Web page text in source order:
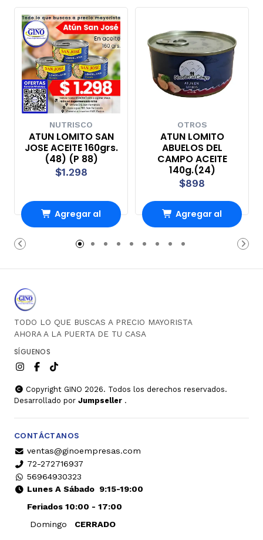
NUTRISCO
ATUN LOMITO SAN
JOSE ACEITE 160grs.
(48) (P 88)
$1.298
Agregar al
Carro
OTROS
ATUN LOMITO
ABUELOS DEL
CAMPO ACEITE
140g.(24)
$898
Agregar al
Carro
TODO LO QUE BUSCAS A PRECIO MAYORISTA
AHORA A LA PUERTA DE TU CASA
SÍGUENOS
Copyright GINO 2026. Todos los derechos reservados.
Desarrollado por Jumpseller .
CONTÁCTANOS
ventas@ginoempresas.com
72-272716937
56964930323
Lunes A Sábado9:15-19:00
Feriados 10:00 - 17:00
Domingo
CERRADO